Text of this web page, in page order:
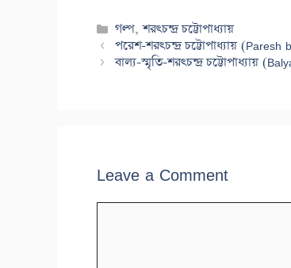
Categories
গল্প,শরৎচন্দ্র চট্টোপাধ্যায়
পরেশ-শরৎচন্দ্র চট্টোপাধ্যায়
বাল্য-স্মৃতি-শরৎচন্দ্র চট্টোপাধ্যায়
Leave a Comment